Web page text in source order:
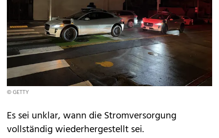
© GETTY
Es sei unklar, wann die Stromversorgung
vollständig wiederhergestellt sei.